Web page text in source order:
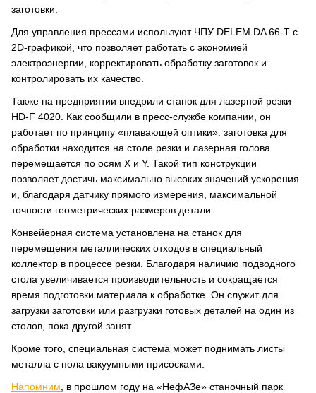
заготовки.
Для управления прессами используют ЧПУ DELEM DA 66-Т с
2D-графикой, что позволяет работать с экономией
электроэнергии, корректировать обработку заготовок и
контролировать их качество.
Также на предприятии внедрили станок для лазерной резки
HD-F 4020. Как сообщили в пресс-службе компании, он
работает по принципу «плавающей оптики»: заготовка для
обработки находится на столе резки и лазерная голова
перемещается по осям Х и Y. Такой тип конструкции
позволяет достичь максимально высоких значений ускорения
и, благодаря датчику прямого измерения, максимальной
точности геометрических размеров детали.
Конвейерная система установлена на станок для
перемещения металлических отходов в специальный
коллектор в процессе резки. Благодаря наличию подводного
стола увеличивается производительность и сокращается
время подготовки материала к обработке. Он служит для
загрузки заготовки или разгрузки готовых деталей на один из
столов, пока другой занят.
Кроме того, специальная система может поднимать листы
металла с пола вакуумными присосками.
Напомним , в прошлом году на «НефАЗе» станочный парк